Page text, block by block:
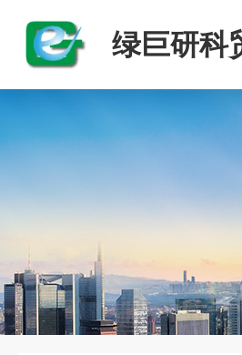
绿巨研科
司